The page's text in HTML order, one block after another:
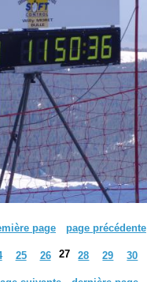
page page précédente
25 26 27 28 29 30